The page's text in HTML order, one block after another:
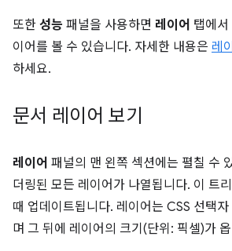
또한 성능 패널을 사용하면 레이어 탭에서
이어를 볼 수 있습니다. 자세한 내용은 레
하세요.
문서 레이어 보기
레이어 패널의 맨 왼쪽 섹션에는 펼칠 수
더링된 모든 레이어가 나열됩니다. 이 트
때 업데이트됩니다. 레이어는 CSS 선택
며 그 뒤에 레이어의 크기(단위: 픽셀)가